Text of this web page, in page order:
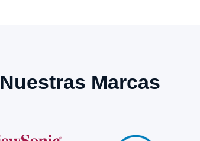
Nuestras Marcas